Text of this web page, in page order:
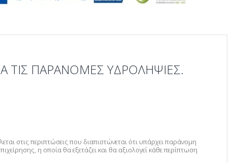
ΤΙΣ ΠΑΡΆΝΟΜΕΣ ΥΔΡΟΛΗΨΊΕΣ.
στις περιπτώσεις που διαπιστώνεται ότι υπάρχει παράνομη
η οποία θα εξετάζει και θα αξιολογεί κάθε περίπτωση